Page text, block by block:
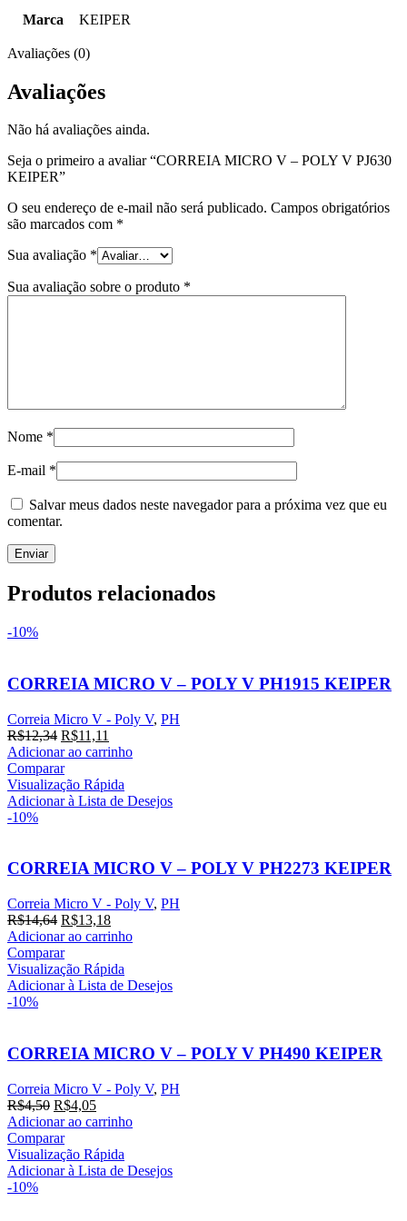
Marca KEIPER
Avaliações (0)
Avaliações
Não há avaliações ainda.
Seja o primeiro a avaliar “CORREIA MICRO V – POLY V PJ630
KEIPER”
O seu endereço de e-mail não será publicado. Campos obrigatórios
são marcados com *
Sua avaliação *
Sua avaliação sobre o produto *
Nome *
E-mail *
Salvar meus dados neste navegador para a próxima vez que eu
comentar.
Produtos relacionados
-10%
CORREIA MICRO V – POLY V PH1915 KEIPER
Correia Micro V - Poly V, PH
R$12,34 O
preço
original
era:
R$12,34.
R$11,11
preço
é:
R$11,11.
Adicionar ao carrinho
Comparar
Visualização Rápida
Adicionar à Lista de Desejos
-10%
CORREIA MICRO V – POLY V PH2273 KEIPER
Correia Micro V - Poly V, PH
R$14,64 O
preço
original
era:
R$14,64.
R$13,18O
preço
é:
R$13,18.
Adicionar ao carrinho
Comparar
Visualização Rápida
Adicionar à Lista de Desejos
-10%
CORREIA MICRO V – POLY V PH490 KEIPER
Correia Micro V - Poly V, PH
R$4,50 O
preço
original
era:
R$4,50.
R$4,05O
preço
é:
R$4,05.
Adicionar ao carrinho
Comparar
Visualização Rápida
Adicionar à Lista de Desejos
-10%